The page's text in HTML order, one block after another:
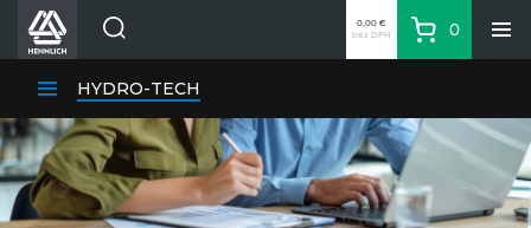
Divízie HENNLICH
Produkty
Blog
Kariéra
0,00 €
bez DPH
Košík
0
HYDRO-TECH